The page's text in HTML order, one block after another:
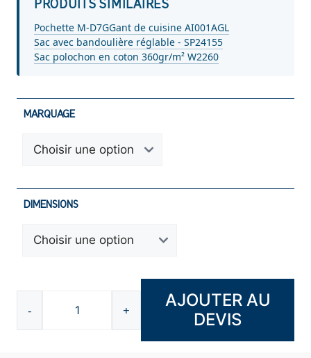
PRODUITS SIMILAIRES
Pochette M-D7GGant de cuisine AI001AGL
Sac avec bandoulière réglable - SP24155
Sac polochon en coton 360gr/m² W2260
MARQUAGE
DIMENSIONS
-
quantité
de
+
AJOUTER AU
DEVIS